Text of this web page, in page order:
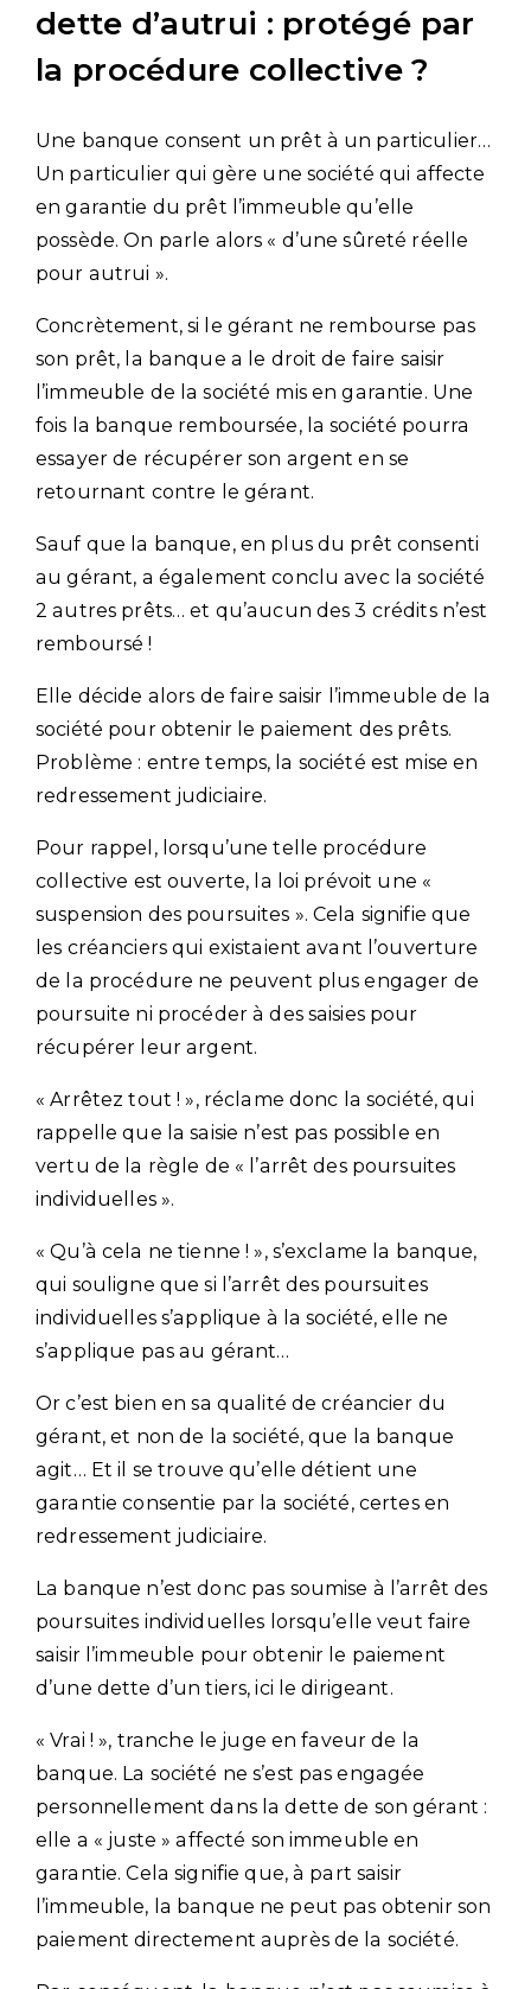
dette d’autrui : protégé par
la procédure collective ?
Une banque consent un prêt à un particulier…
Un particulier qui gère une société qui affecte
en garantie du prêt l’immeuble qu’elle
possède. On parle alors « d’une sûreté réelle
pour autrui ».
Concrètement, si le gérant ne rembourse pas
son prêt, la banque a le droit de faire saisir
l’immeuble de la société mis en garantie. Une
fois la banque remboursée, la société pourra
essayer de récupérer son argent en se
retournant contre le gérant.
Sauf que la banque, en plus du prêt consenti
au gérant, a également conclu avec la société
2 autres prêts… et qu’aucun des 3 crédits n’est
remboursé !
Elle décide alors de faire saisir l’immeuble de la
société pour obtenir le paiement des prêts.
Problème : entre temps, la société est mise en
redressement judiciaire.
Pour rappel, lorsqu’une telle procédure
collective est ouverte, la loi prévoit une «
suspension des poursuites ». Cela signifie que
les créanciers qui existaient avant l’ouverture
de la procédure ne peuvent plus engager de
poursuite ni procéder à des saisies pour
récupérer leur argent.
« Arrêtez tout ! », réclame donc la société, qui
rappelle que la saisie n’est pas possible en
vertu de la règle de « l’arrêt des poursuites
individuelles ».
« Qu’à cela ne tienne ! », s’exclame la banque,
qui souligne que si l’arrêt des poursuites
individuelles s’applique à la société, elle ne
s’applique pas au gérant…
Or c’est bien en sa qualité de créancier du
gérant, et non de la société, que la banque
agit… Et il se trouve qu’elle détient une
garantie consentie par la société, certes en
redressement judiciaire.
La banque n’est donc pas soumise à l’arrêt des
poursuites individuelles lorsqu’elle veut faire
saisir l’immeuble pour obtenir le paiement
d’une dette d’un tiers, ici le dirigeant.
« Vrai ! », tranche le juge en faveur de la
banque. La société ne s’est pas engagée
personnellement dans la dette de son gérant :
elle a « juste » affecté son immeuble en
garantie. Cela signifie que, à part saisir
l’immeuble, la banque ne peut pas obtenir son
paiement directement auprès de la société.